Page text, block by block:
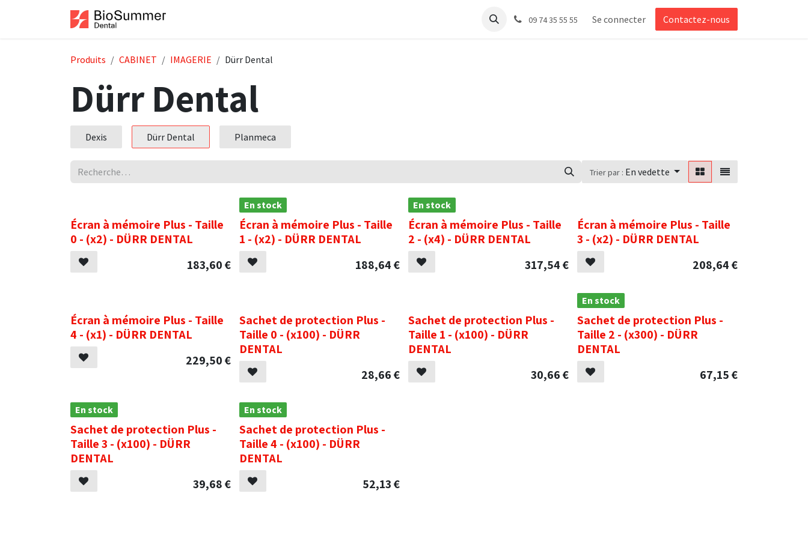
Support09 74 35 55 55 Se connecter Contactez-nous
Produits CABINET IMAGERIE Dürr Dental
Dürr Dental
Dexis Dürr Dental Planmeca
Trier par : En vedette
Écran à mémoire Plus - Taille
0 - (x2) - DÜRR DENTAL
183,60€
En stock
Écran à mémoire Plus - Taille
1 - (x2) - DÜRR DENTAL
188,64€
En stock
Écran à mémoire Plus - Taille
2 - (x4) - DÜRR DENTAL
317,54€
Écran à mémoire Plus - Taille
3 - (x2) - DÜRR DENTAL
208,64€
Écran à mémoire Plus - Taille
4 - (x1) - DÜRR DENTAL
229,50€
Sachet de protection Plus -
Taille 0 - (x100) - DÜRR
DENTAL
28,66€
Sachet de protection Plus -
Taille 1 - (x100) - DÜRR
DENTAL
30,66€
En stock
Sachet de protection Plus -
Taille 2 - (x300) - DÜRR
DENTAL
67,15€
En stock
Sachet de protection Plus -
Taille 3 - (x100) - DÜRR
DENTAL
39,68€
En stock
Sachet de protection Plus -
Taille 4 - (x100) - DÜRR
DENTAL
52,13€